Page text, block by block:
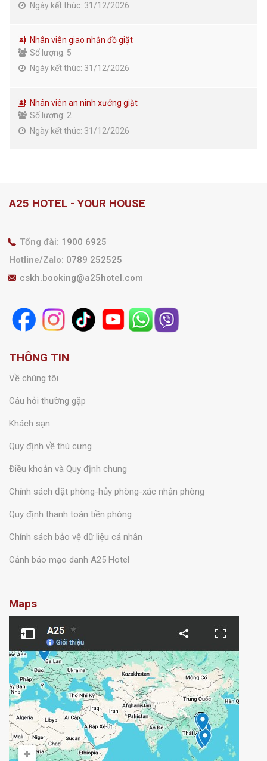
Ngày kết thúc: 31/12/2026
Nhân viên giao nhận đồ giặt
Số lượng: 5
Ngày kết thúc: 31/12/2026
Nhân viên an ninh xưởng giặt
Số lượng: 2
Ngày kết thúc: 31/12/2026
A25 HOTEL - YOUR HOUSE
Tổng đài: 1900 6925
Hotline/Zalo: 0789 252525
cskh.booking@a25hotel.com
THÔNG TIN
Về chúng tôi
Câu hỏi thường gặp
Khách sạn
Quy định về thú cưng
Điều khoản và Quy định chung
Chính sách đặt phòng-hủy phòng-xác nhận phòng
Quy định thanh toán tiền phòng
Chính sách bảo vệ dữ liệu cá nhân
Cảnh báo mạo danh A25 Hotel
Maps